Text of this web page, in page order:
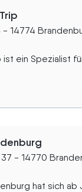
- 14774
ein Spezialist
- 14770
hat sich ab